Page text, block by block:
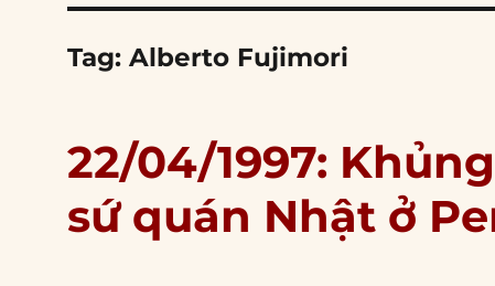
Tag:Alberto Fujimori
22/04/1997:
sứ quán Nhật ở